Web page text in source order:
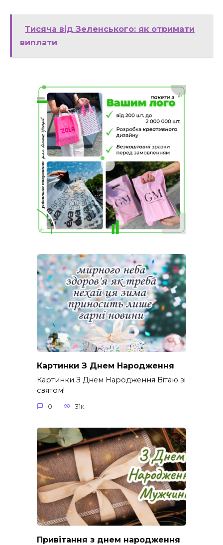
Тисяча від Зеленського: як отримати
виплати
Картинки З Днем Народження
Картинки З Днем Народження Вітаю зі
святом!
0 31к.
Привітання з днем народження